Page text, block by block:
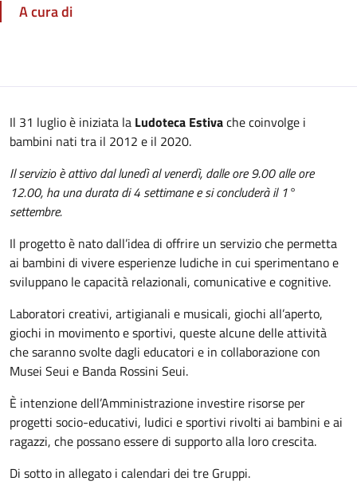
A cura di
Il 31 luglio è iniziata la Ludoteca Estivache coinvolge i
bambini nati tra il 2012 e il 2020.
Il servizio è attivo dal lunedì al venerdì, dalle ore 9.00 alle ore
12.00, ha una durata di 4 settimane e si concluderà il 1°
settembre.
Il progetto è nato dall’idea di offrire un servizio che permetta
ai bambini di vivere esperienze ludiche in cui sperimentano e
sviluppano le capacità relazionali, comunicative e cognitive.
Laboratori creativi, artigianali e musicali, giochi all’aperto,
giochi in movimento e sportivi, queste alcune delle attività
che saranno svolte dagli educatori e in collaborazione con
Musei Seui e Banda Rossini Seui.
È intenzione dell’Amministrazione investire risorse per
progetti socio-educativi, ludici e sportivi rivolti ai bambini e ai
ragazzi, che possano essere di supporto alla loro crescita.
Di sotto in allegato i calendari dei tre Gruppi.